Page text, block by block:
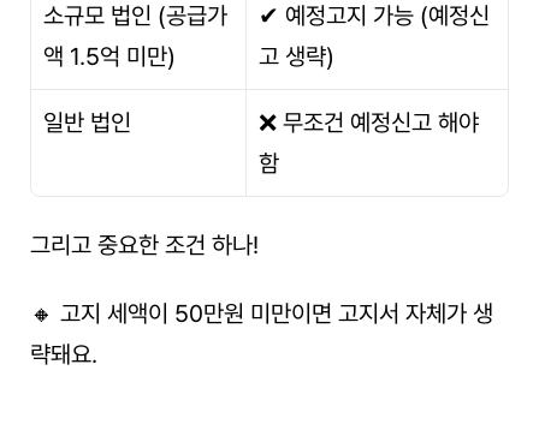
소규모 법인 (공급가
액 1.5억 미만)
✔ 예정고지 가능 (예정신
고 생략)
일반 법인
❌ 무조건 예정신고 해야
함
그리고 중요한 조건 하나!
🔸 고지 세액이 50만원 미만이면 고지서 자체가 생
략돼요.